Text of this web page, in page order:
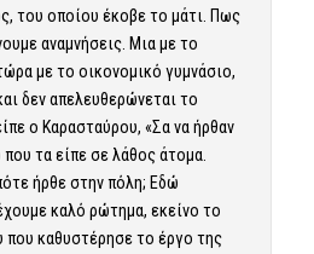
του οποίου έκοβε το μάτι. Πως
αναμνήσεις. Μια με το
με το οικονομικό γυμνάσιο,
δεν απελευθερώνεται το
ο Καρασταύρου, «Σα να ήρθαν
τα είπε σε λάθος άτομα.
ήρθε στην πόλη; Εδώ
καλό ρώτημα, εκείνο το
που καθυστέρησε το έργο της